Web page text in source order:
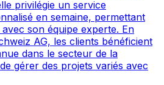
privilégie un service
en semaine, permettant
son équipe experte. En
AG, les clients bénéficient
dans le secteur de la
gérer des projets variés avec